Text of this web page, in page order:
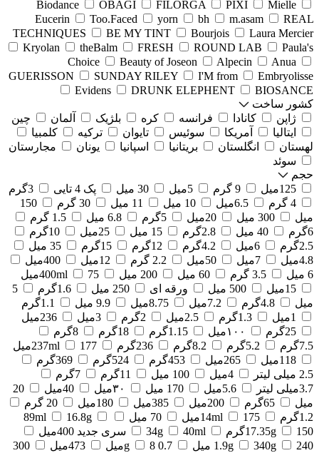
Biodance
OBAGI FILORGA PIXI
Mielle
Eucerin
Too.Faced yorn bh m.asam
REAL
TECHNIQUES
BE MY TINT Bourjois
Laura Mercier
Kryolan
theBalm FRESH ROUND LAB
Paula's
Choice
Beauty of Joseon Alpecin
Anua
GUERISSON
SUNDAY RILEY I'M from
Embryolisse
Evidens
DRUNK ELEPHENT
BIOSANCE
کشور ساخت
ژاپن
کانادا فرانسه کره بلژیک آلمان
چین
ایتالیا
آمریکا سوئیس تایوان ترکیه
کلمبیا
لهستان
انگلستان بریتانیا اسپانیا یونان
مجارستان
سوئد
حجم
125میل
9 گرم 5میل 30 میل پک 4 تایی
3گرم
4 گرم
6.5میل 10 میل 11 میل 30 گرم
150
میل
300 میل 20میل 5گرم 6.8 میل
1.5 گرم
6گرم
40 میل 2.8گرم 15 میل 25میل
10گرم
2.5گرم
6میل 4.2گرم 12گرم 15گرم
35 میل
4.8میل
7میل 50میل 2.2 گرم 12میل
400میل
6 میل
3.5 گرم 60 میل 200 میل 400ml
75میل
15میل
500 میل ورقه ای 250 میل 1.6گرم
5
میل
4.8گرم 7.2میل 8.75میل 9.9 میل
1.1گرم
1میل
1.3گرم 2.5میل 2گرم 3میل
236میل
25گرم
۱۰۰میل 1.15گرم 18گرم
8گرم
7.5گرم
5.2گرم 8.2گرم 236گرم 237ml
177میل
118میل
265میل 453گرم 524گرم
369گرم
2.5 میلی لیتر
4میل 100 میل 11گرم
7گرم
3.7میلی لیتر
5.6میل 170 میل ۳۰میل 40میل
20
میل
65گرم 200میل 385میل 180میل
20 گرم
1.2گرم
14ml 175میل 70 میل 89ml
16.8g
17.35g
150گرم 34g 40ml
سری جدید 400میل
1.9g
340g 240 میل 0.7 g 8میل 473میل
300